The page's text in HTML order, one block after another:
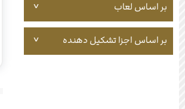
بر اساس لعاب
بر اساس اجزا تشکیل دهنده